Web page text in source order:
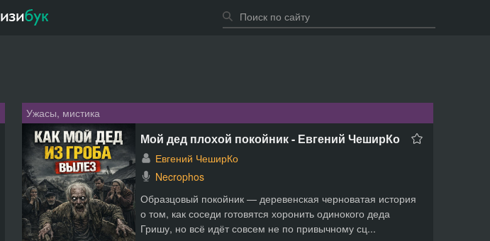
Ужасы, мистика
Мой дед плохой покойник - Евгений ЧеширКо
Евгений ЧеширКо
Necrophos
Образцовый покойник — деревенская черноватая история
о том, как соседи готовятся хоронить одинокого деда
Гришу, но всё идёт совсем не по привычному сц...